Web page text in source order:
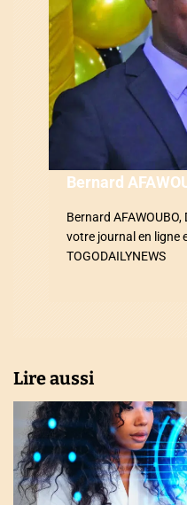
e
Bernard
Bernard
votre journal en ligne
TOGODAILYNEWS
Lire aussi